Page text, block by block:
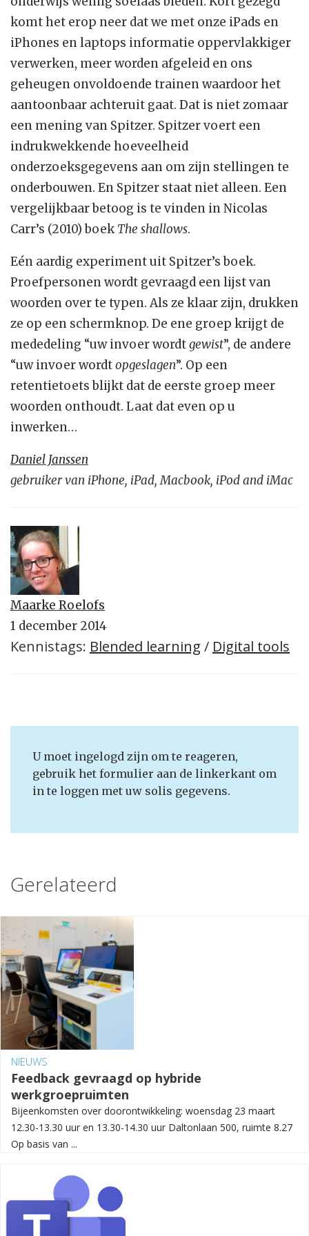
komt het erop neer dat we met onze iPads en
iPhones en laptops informatie oppervlakkiger
verwerken, meer worden afgeleid en ons
geheugen onvoldoende trainen waardoor het
aantoonbaar achteruit gaat. Dat is niet zomaar
een mening van Spitzer. Spitzer voert een
indrukwekkende hoeveelheid
onderzoeksgegevens aan om zijn stellingen te
onderbouwen. En Spitzer staat niet alleen. Een
vergelijkbaar betoog is te vinden in Nicolas
Carr’s (2010) boekThe shallows.
Eén aardig experiment uit Spitzer’s boek.
Proefpersonen wordt gevraagd een lijst van
woorden over te typen. Als ze klaar zijn, drukken
ze op een schermknop. De ene groep krijgt de
mededeling “uw invoer wordtgewist”, de andere
“uw invoer wordtopgeslagen”. Op een
retentietoets blijkt dat de eerste groep meer
woorden onthoudt. Laat dat even op u
inwerken…
Daniel Janssen
gebruiker van iPhone, iPad, Macbook, iPod and iMac
Maarke Roelofs
1 december 2014
Kennistags: Blended learning / Digital tools
U moet ingelogd zijn om te reageren,
gebruik het formulier aan de linkerkant om
in te loggen met uw solis gegevens.
Gerelateerd
NIEUWS
Feedback gevraagd op hybride
werkgroepruimten
Bijeenkomsten over doorontwikkeling: woensdag 23 maart
12.30-13.30 uur en 13.30-14.30 uur Daltonlaan 500, ruimte 8.27
Op basis van ...